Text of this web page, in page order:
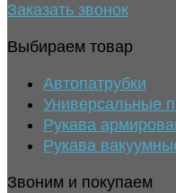
Заказать звонок
Выбираем товар
Автопатрубки
Универсальные
Рукава
Рукава
Звоним и покупаем